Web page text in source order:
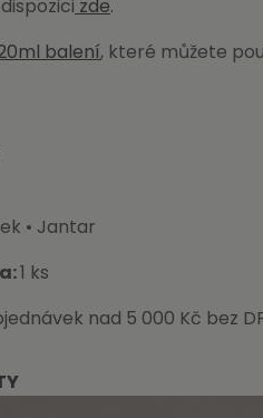
zde.
balení, které můžete
• Jantar
1 ks
nad 5 000 Kč bez